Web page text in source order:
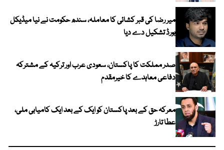
میر رضا کی قبر کشائی کا معاملہ، سندھ حکومت نے نیا میڈیکل
بورڈ تشکیل دے دیا
صدر مملکت کا پاکستان، سعودی عرب اور ترکیہ کے مشترکہ
دفاعی معاہدے کا خیرمقدم
معرکہ حق کے بعد پاکستان کو ایک کے بعد ایک کامیابی ملی،
عطا تارڑ